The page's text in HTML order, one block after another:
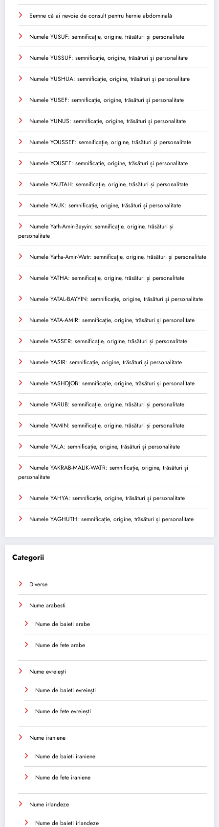
Semne că ai nevoie de consult pentru hernie abdominală
Numele YUSUF: semnificație, origine, trăsături și personalitate
Numele YUSSUF: semnificație, origine, trăsături și personalitate
Numele YUSHUA: semnificație, origine, trăsături și personalitate
Numele YUSEF: semnificație, origine, trăsături și personalitate
Numele YUNUS: semnificație, origine, trăsături și personalitate
Numele YOUSSEF: semnificație, origine, trăsături și personalitate
Numele YOUSEF: semnificație, origine, trăsături și personalitate
Numele YAUTAH: semnificație, origine, trăsături și personalitate
Numele YAUK: semnificație, origine, trăsături și personalitate
Numele Yath-Amir-Bayyin: semnificație, origine, trăsături și
personalitate
Numele Yatha-Amir-Watr: semnificație, origine, trăsături și personalitate
Numele YATHA: semnificație, origine, trăsături și personalitate
Numele YATAL-BAYYIN: semnificație, origine, trăsături și personalitate
Numele YATA-AMIR: semnificație, origine, trăsături și personalitate
Numele YASSER: semnificație, origine, trăsături și personalitate
Numele YASIR: semnificație, origine, trăsături și personalitate
Numele YASHDJOB: semnificație, origine, trăsături și personalitate
Numele YARUB: semnificație, origine, trăsături și personalitate
Numele YAMIN: semnificație, origine, trăsături și personalitate
Numele YALA: semnificație, origine, trăsături și personalitate
Numele YAKRAB-MALIK-WATR: semnificație, origine, trăsături și
personalitate
Numele YAHYA: semnificație, origine, trăsături și personalitate
Numele YAGHUTH: semnificație, origine, trăsături și personalitate
Categorii
Diverse
Nume arabesti
Nume de baieti arabe
Nume de fete arabe
Nume evreiești
Nume de baieti evreiești
Nume de fete evreiești
Nume iraniene
Nume de baieti iraniene
Nume de fete iraniene
Nume irlandeze
Nume de baieti irlandeze